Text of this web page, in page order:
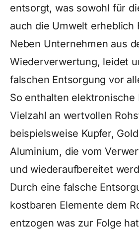
entsorgt, was sowohl für
auch die Umwelt erheblich
Neben Unternehmen aus
Wiederverwertung, leidet
falschen Entsorgung vor
So enthalten elektronische
Vielzahl an wertvollen
beispielsweise Kupfer,
Aluminium, die vom
und wiederaufbereitet
Durch eine falsche
kostbaren Elemente dem
entzogen was zur Folge